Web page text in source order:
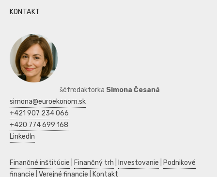
KONTAKT
šéfredaktorka Simona Česaná
simona@euroekonom.sk
+421 907 234 066
+420 774 699 168
LinkedIn
Finančné inštitúcie Finančný trh Investovanie
Podnikové
financie Verejné financie Kontakt